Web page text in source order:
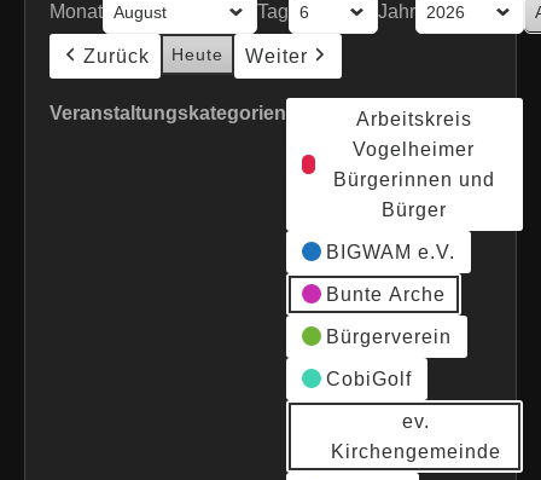
Monat Tag Jahr
Zurück Heute Weiter
Veranstaltungskategorien
Arbeitskreis
Vogelheimer
Bürgerinnen und
Bürger
BIGWAM e.V.
Bunte Arche
Bürgerverein
CobiGolf
ev.
Kirchengemeinde